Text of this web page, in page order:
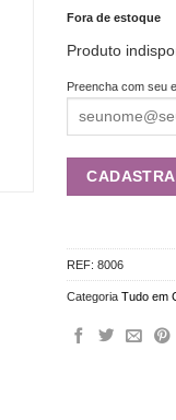
Fora de estoque
Produto
Preencha com seu
REF:8006
CategoriaTudo em